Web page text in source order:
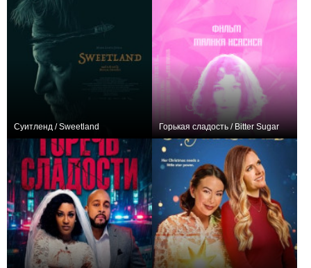
Суитленд / Sweetland Горькая сладость / Bitter Sugar